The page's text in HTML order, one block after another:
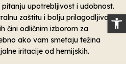
upotrebljivost i udobnost.
zaštitu i bolju prilagodljivost
čini odličnim izborom za
ako vam smetaju težina
iritacije od hemijskih.